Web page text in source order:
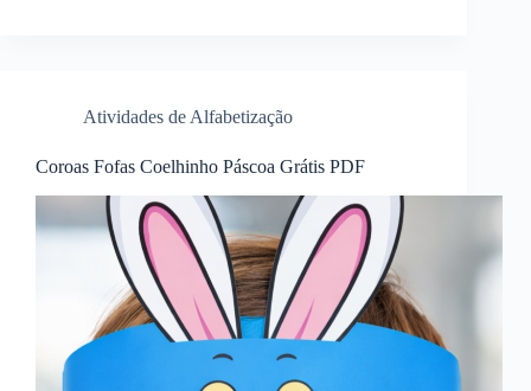
Atividades de Alfabetização
Coroas Fofas Coelhinho Páscoa Grátis PDF